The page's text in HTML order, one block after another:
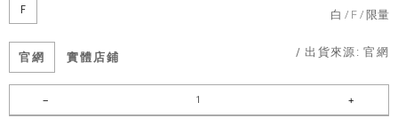
F 白 F 限量
官網 實體店鋪 / 出貨來源:官網